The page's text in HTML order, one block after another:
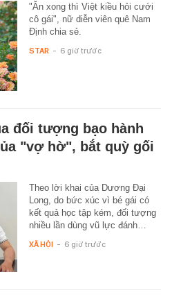
"Ăn xong thì Việt kiều hỏi cưới
cô gái", nữ diễn viên quê Nam
Định chia sẻ.
STAR - 6 giờ trước
đối tượng bạo hành
"vợ hờ", bắt quỳ gối
Theo lời khai của Dương Đại
Long, do bức xúc vì bé gái có
kết quả học tập kém, đối tượng
nhiều lần dùng vũ lực đánh…
XÃ HỘI - 6 giờ trước